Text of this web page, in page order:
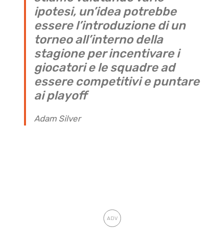
ipotesi, un’idea potrebbe
essere l’introduzione di un
torneo all’interno della
stagione per incentivare i
giocatori e le squadre ad
essere competitivi e puntare
ai playoff
Adam Silver